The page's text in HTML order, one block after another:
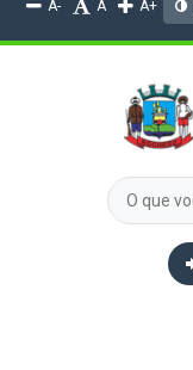
A- A A+